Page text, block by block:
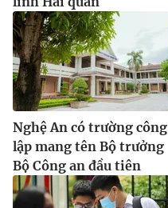
Nghệ An có trường công
lập mang tên Bộ trưởng
Bộ Công an đầu tiên